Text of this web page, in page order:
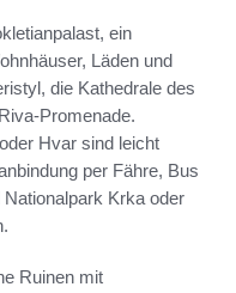
ein
Läden und
die Kathedrale des
Promenade.
Hvar sind leicht
per Fähre, Bus
Krka oder
Ruinen mit